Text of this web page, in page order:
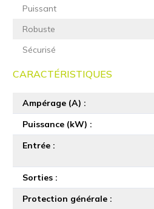
Puissant
Robuste
Sécurisé
CARACTÉRISTIQUES
Ampérage (A)
Puissance (kW)
Entrée
Sorties
Protection générale